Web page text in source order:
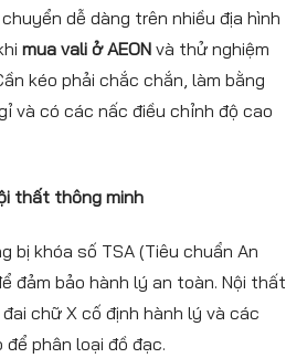
dễ dàng trên nhiều địa hình
mua vali ở AEON và thử nghiệm
kéo phải chắc chắn, làm bằng
và có các nấc điều chỉnh độ cao
thất thông minh
bị khóa số TSA (Tiêu chuẩn An
đảm bảo hành lý an toàn. Nội thất
chữ X cố định hành lý và các
phân loại đồ đạc.